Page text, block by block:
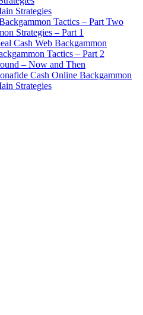
Strategies
Tactics – Part Two
Strategies – Part 1
Cash Web Backgammon
Tactics – Part 2
– Now and Then
Cash Online Backgammon
Strategies